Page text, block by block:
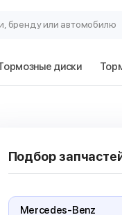
бренду или автомобилю
диски
Подбор